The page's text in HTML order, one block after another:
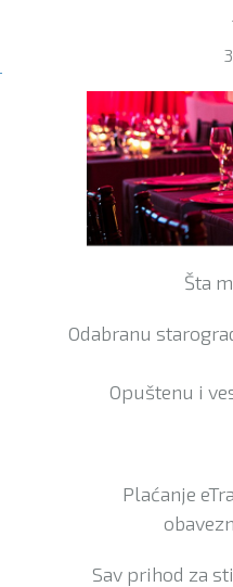
Šta
Odabranu
Opuštenu i
Plaćanje
Sav prihod za